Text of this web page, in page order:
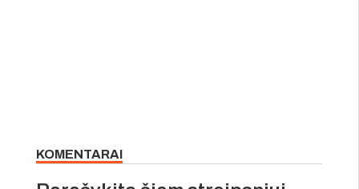
KOMENTARAI